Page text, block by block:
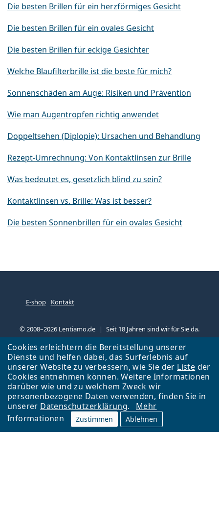
Cookies erleichtern die Bereitstellung unserer
Dienste und helfen dabei, das Surferlebnis auf
unserer Website zu verbessern, wie Sie der Liste der
Cookies entnehmen können. Weitere Informationen
darüber wie und zu welchem Zweck wir
personenbezogene Daten verwenden, finden Sie in
unserer Datenschutzerklärung.
Mehr
Informationen
Zustimmen Ablehnen
Die besten Brillen für ein herzförmiges Gesicht
Die besten Brillen für ein ovales Gesicht
Die besten Brillen für eckige Gesichter
Welche Blaufilterbrille ist die beste für mich?
Sonnenschäden am Auge: Risiken und Prävention
Wie man Augentropfen richtig anwendet
Doppeltsehen (Diplopie): Ursachen und Behandlung
Rezept-Umrechnung: Von Kontaktlinsen zur Brille
Was bedeutet es, gesetzlich blind zu sein?
Kontaktlinsen vs. Brille: Was ist besser?
Die besten Sonnenbrillen für ein ovales Gesicht
E-shop Kontakt
© 2008–2026 Lentiamo.de Seit 18 Jahren sind wir für Sie da.